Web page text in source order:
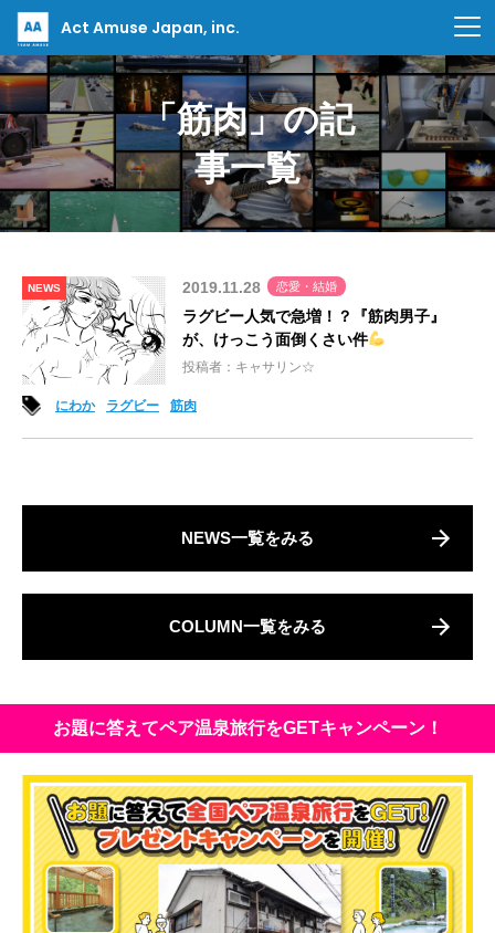
Act Amuse Japan, inc.
「筋肉」の記
事一覧
NEWS 2019.11.28 恋愛・結婚
ラグビー人気で急増！？『筋肉男子』
が、けっこう面倒くさい件
投稿者：キャサリン☆
にわか ラグビー 筋肉
NEWS一覧をみる
COLUMN一覧をみる
お題に答えてペア温泉旅行をGETキャンペーン！